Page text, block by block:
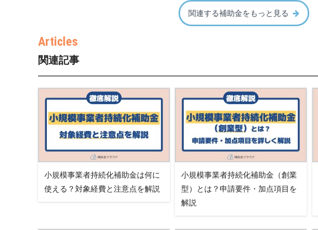
関連する補助金をもっと見る
関連記事
小規模事業者持続化補助金は何に
使える？対象経費と注意点を解説
小規模事業者持続化補助金（創業
型）とは？申請要件・加点項目を
解説